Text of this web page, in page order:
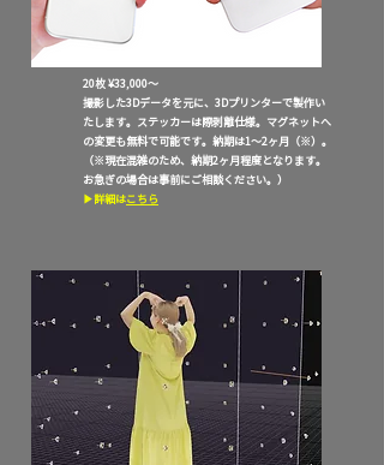
20枚 ¥33,000〜
撮影した3Dデータを元に、3Dプリンターで製作い
たします。 ステッカーは際剥離仕様。マグネットへ
の変更も無料で可能です。納期は1〜2ヶ月（※）。
（※現在混雑のため、納期2ヶ月程度となります。
お急ぎの場合は事前にご相談ください。 ）
​​▶︎詳細はこちら